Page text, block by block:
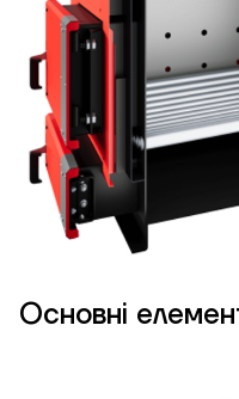
Основні